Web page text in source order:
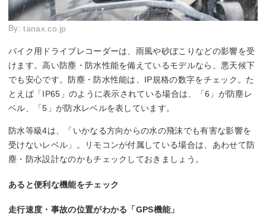
By:tanax.co.jp
バイク用ドライブレコーダーは、雨風や砂ぼこりなどの影響を受
けます。高い防塵・防水性能を備えているモデルなら、悪天候下
でも安心です。防塵・防水性能は、IP規格の数字をチェック。た
とえば「IP65」のように表示されている場合は、「6」が防塵レ
ベル、「5」が防水レベルを表しています。
防水等級4は、「いかなる方向からの水の飛沫でも有害な影響を
受けないレベル」。リモコンが付属している場合は、あわせて防
塵・防水設計なのかもチェックしておきましょう。
あると便利な機能をチェック
走行速度・事故の位置がわかる「GPS機能」